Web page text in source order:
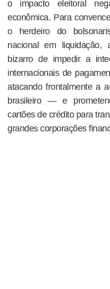
o impacto eleitoral
econômica. Para
o herdeiro do
nacional em liquidação,
bizarro de impedir a
internacionais de
atacando frontalmente a
brasileiro — e
cartões de crédito para
grandes corporações